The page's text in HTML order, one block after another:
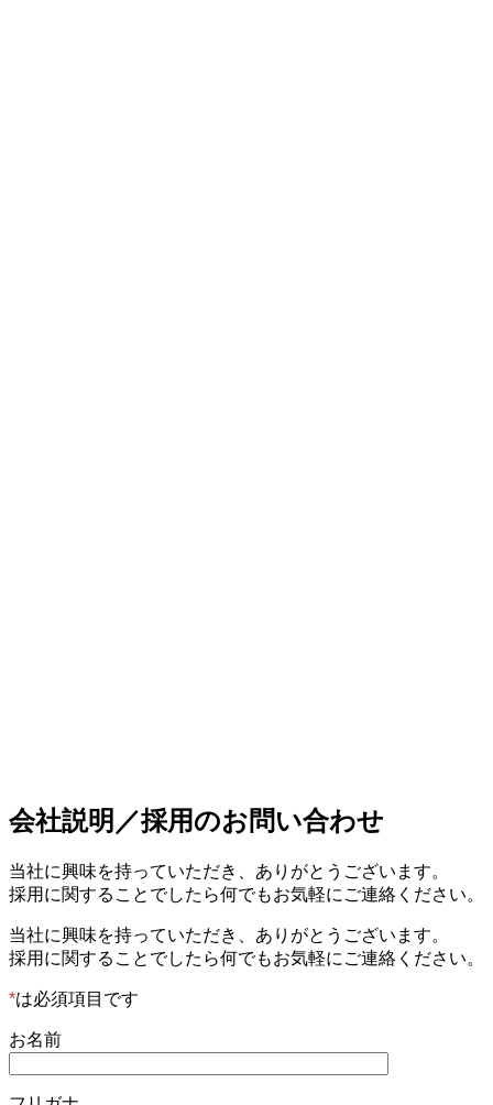
会社説明／採用のお問い合わせ
当社に興味を持っていただき、ありがとうございます。
採用に関することでしたら何でもお気軽にご連絡ください。
当社に興味を持っていただき、ありがとうございます。
採用に関することでしたら何でもお気軽にご連絡ください。
*は必須項目です
お名前